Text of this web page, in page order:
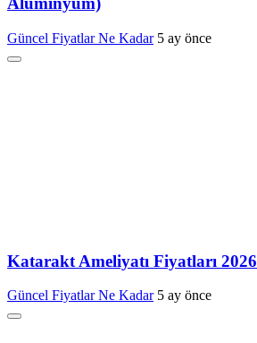
Güncel Fiyatlar Ne Kadar 5 ay önce
Katarakt Ameliyatı Fiyatları 2026
Güncel Fiyatlar Ne Kadar 5 ay önce